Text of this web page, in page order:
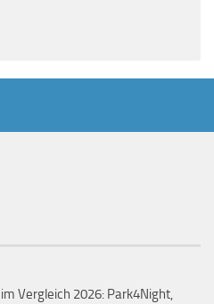
Vergleich 2026: Park4Night,